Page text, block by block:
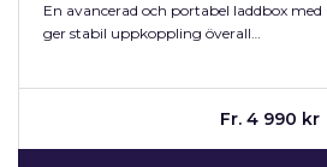
En avancerad och portabel laddbox
ger stabil uppkoppling överall…
Fr. 4 990 kr